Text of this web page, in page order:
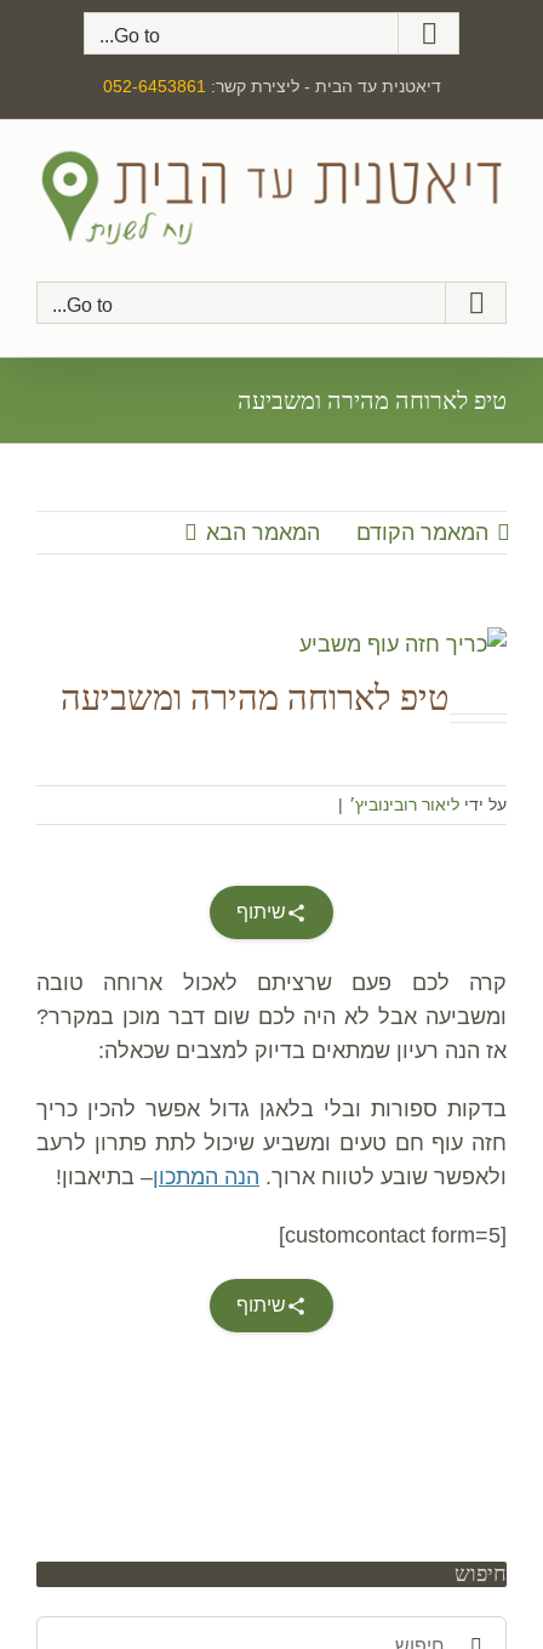
Go to...
דיאטנית עד הבית - ליצירת קשר: 052-6453861
Go to...
טיפ לארוחה מהירה ומשביעה
המאמר הקודם המאמר הבא
טיפ לארוחה מהירה ומשביעה
על ידי ליאור רובינוביץ׳ |
שיתוף
קרה לכם פעם שרציתם לאכול ארוחה טובה
ומשביעה אבל לא היה לכם שום דבר מוכן במקרר?
אז הנה רעיון שמתאים בדיוק למצבים שכאלה:
בדקות ספורות ובלי בלאגן גדול אפשר להכין כריך
חזה עוף חם טעים ומשביע שיכול לתת פתרון לרעב
ולאפשר שובע לטווח ארוך. הנה המתכון– בתיאבון!
[customcontact form=5]
שיתוף
חיפוש
חיפוש